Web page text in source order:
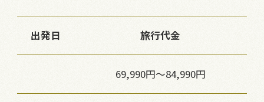
出発日 旅行代金
69,990円～84,990円